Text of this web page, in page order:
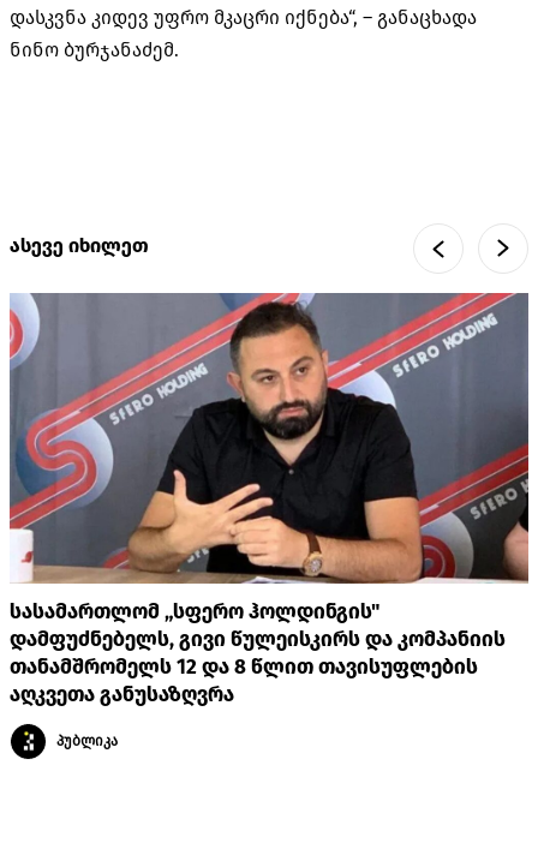
დასკვნა კიდევ უფრო მკაცრი იქნება“, – განაცხადა
ნინო ბურჯანაძემ.
ასევე იხილეთ
სასამართლომ „სფერო ჰოლდინგის"
დამფუძნებელს, გივი წულეისკირს და კომპანიის
თანამშრომელს 12 და 8 წლით თავისუფლების
აღკვეთა განუსაზღვრა
პუბლიკა